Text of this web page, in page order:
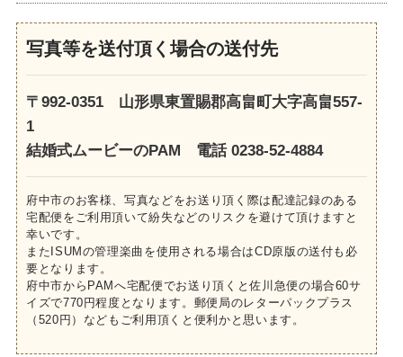
写真等を送付頂く場合の送付先
〒992-0351 山形県東置賜郡高畠町大字高畠557-
1
結婚式ムービーのPAM 電話 0238-52-4884
府中市のお客様、写真などをお送り頂く際は配達記録のある
宅配便をご利用頂いて紛失などのリスクを避けて頂けますと
幸いです。
またISUMの管理楽曲を使用される場合はCD原版の送付も必
要となります。
府中市からPAMへ宅配便でお送り頂くと佐川急便の場合60サ
イズで770円程度となります。郵便局のレターパックプラス
（520円）などもご利用頂くと便利かと思います。